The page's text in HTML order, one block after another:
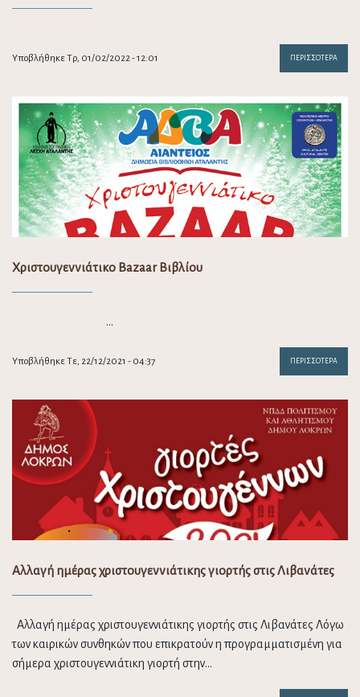
Υποβλήθηκε Τρ, 01/02/2022 - 12:01 ΠΕΡΙΣΣΌΤΕΡΑ
Χριστουγεννιάτικο Bazaar Βιβλίου
…
Υποβλήθηκε Τε, 22/12/2021 - 04:37 ΠΕΡΙΣΣΌΤΕΡΑ
Αλλαγή ημέρας χριστουγεννιάτικης γιορτής στις Λιβανάτες
Αλλαγή ημέρας χριστουγεννιάτικης γιορτής στις Λιβανάτες Λόγω
των καιρικών συνθηκών που επικρατούν η προγραμματισμένη για
σήμερα χριστουγεννιάτικη γιορτή στην…